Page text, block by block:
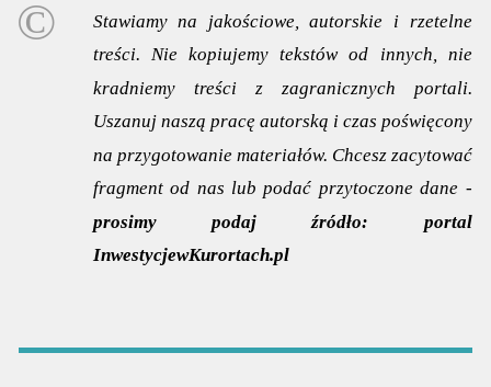
Stawiamy na jakościowe, autorskie i rzetelne
treści. Nie kopiujemy tekstów od innych, nie
kradniemy treści z zagranicznych portali.
Uszanuj naszą pracę autorską i czas poświęcony
na przygotowanie materiałów. Chcesz zacytować
fragment od nas lub podać przytoczone dane -
prosimy podaj źródło:
portal
InwestycjewKurortach.pl